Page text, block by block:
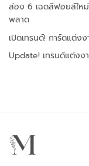
ส่อง 6 เฉดสีฟอยล์ให
พลาด
เปิดเทรนด์! การ์ดแต่
Update! เทรนด์แต่ง